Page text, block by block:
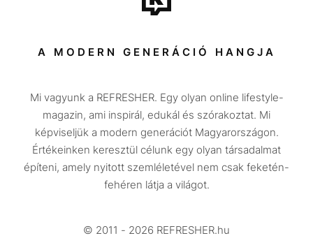
Sport
Társadalom
Utazás
Életmód
Design
Beszélgetések
Videó
A MODERN GENERÁCIÓ HANGJA
Mi vagyunk a REFRESHER. Egy olyan online lifestyle-
magazin, ami inspirál, edukál és szórakoztat. Mi
képviseljük a modern generációt Magyarországon.
Értékeinken keresztül célunk egy olyan társadalmat
építeni, amely nyitott szemléletével nem csak feketén-
fehéren látja a világot.
© 2011 - 2026 REFRESHER.hu